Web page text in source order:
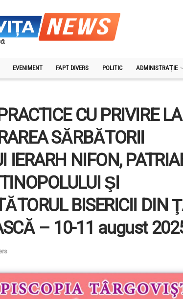
EVENIMENT FAPT DIVERS POLITIC ADMINISTRAȚIE
CU PRIVIRE LA
SĂRBĂTORII
IERARH NIFON,
ŞI
BISERICII DIN
– 10-11 august